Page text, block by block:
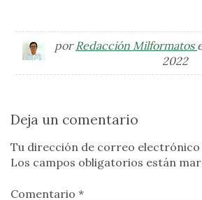
porRedacción Milformatos
2022
Deja un comentario
Tu dirección de correo electrónico
Los campos obligatorios están
Comentario *